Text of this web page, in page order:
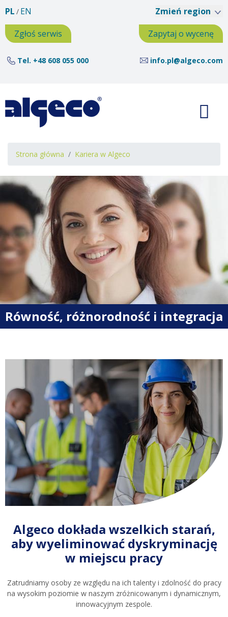
PL EN
Zgłoś serwis
Zapytaj o wycenę
Tel. +48 608 055 000 info.pl@algeco.com
Zmień region
Ścieżka
nawigacyjna
Strona główna Kariera w Algeco
Równość, różnorodność i integracja
Algeco dokłada wszelkich starań,
aby wyeliminować dyskryminację
w miejscu pracy
Zatrudniamy osoby ze względu na ich talenty i zdolność do pracy
na wysokim poziomie w naszym zróżnicowanym i dynamicznym,
innowacyjnym zespole.